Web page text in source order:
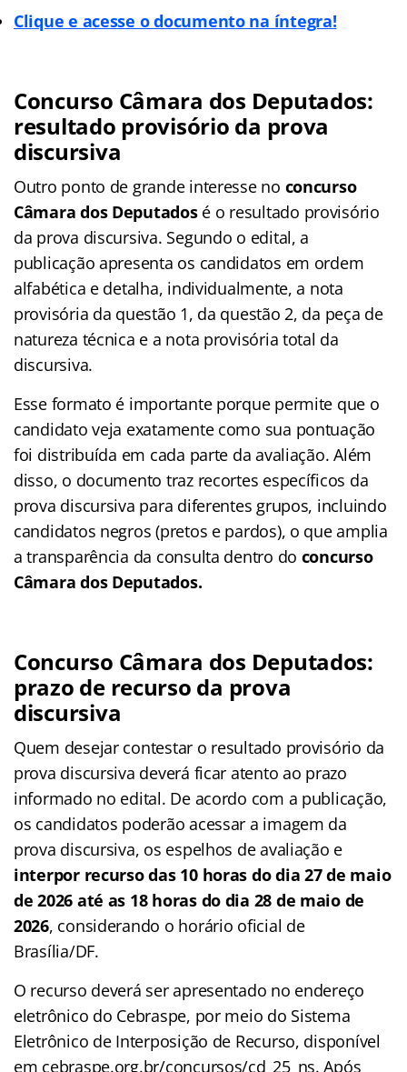
Clique e acesse o documento na íntegra!
Concurso Câmara dos Deputados:
resultado provisório da prova
discursiva
Outro ponto de grande interesse no concurso
Câmara dos Deputadosé o resultado provisório
da prova discursiva. Segundo o edital, a
publicação apresenta os candidatos em ordem
alfabética e detalha, individualmente, a nota
provisória da questão 1, da questão 2, da peça de
natureza técnica e a nota provisória total da
discursiva.
Esse formato é importante porque permite que o
candidato veja exatamente como sua pontuação
foi distribuída em cada parte da avaliação. Além
disso, o documento traz recortes específicos da
prova discursiva para diferentes grupos, incluindo
candidatos negros (pretos e pardos), o que amplia
a transparência da consulta dentro do concurso
Câmara dos Deputados.
Concurso Câmara dos Deputados:
prazo de recurso da prova
discursiva
Quem desejar contestar o resultado provisório da
prova discursiva deverá ficar atento ao prazo
informado no edital. De acordo com a publicação,
os candidatos poderão acessar a imagem da
prova discursiva, os espelhos de avaliação e
interpor recurso das 10 horas do dia 27 de maio
de 2026 até as 18 horas do dia 28 de maio de
2026, considerando o horário oficial de
Brasília/DF.
O recurso deverá ser apresentado no endereço
eletrônico do Cebraspe, por meio do Sistema
Eletrônico de Interposição de Recurso, disponível
em cebraspe.org.br/concursos/cd_25_ns. Após